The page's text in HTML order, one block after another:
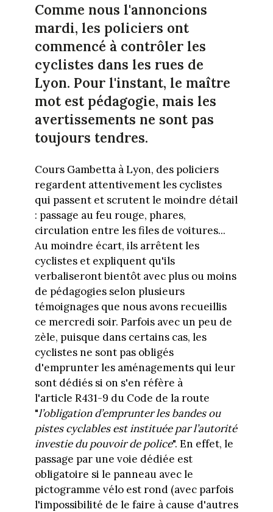
Comme nous l'annoncions
mardi, les policiers ont
commencé à contrôler les
cyclistes dans les rues de
Lyon. Pour l'instant, le maître
mot est pédagogie, mais les
avertissements ne sont pas
toujours tendres.
Cours Gambetta à Lyon, des policiers
regardent attentivement les cyclistes
qui passent et scrutent le moindre détail
: passage au feu rouge, phares,
circulation entre les files de voitures...
Au moindre écart, ils arrêtent les
cyclistes et expliquent qu'ils
verbaliseront bientôt avec plus ou moins
de pédagogies selon plusieurs
témoignages que nous avons recueillis
ce mercredi soir. Parfois avec un peu de
zèle, puisque dans certains cas, les
cyclistes ne sont pas obligés
d'emprunter les aménagements qui leur
sont dédiés si on s'en réfère à
l'article R431-9 du Code de la route
"l’obligation d’emprunter les bandes ou
pistes cyclables est instituée par l’autorité
investie du pouvoir de police". En effet, le
passage par une voie dédiée est
obligatoire si le panneau avec le
pictogramme vélo est rond (avec parfois
l'impossibilité de le faire à cause d'autres